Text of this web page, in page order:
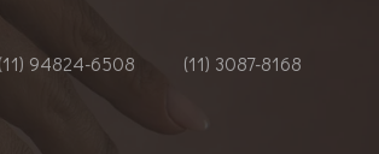
(11) 94824-6508 (11) 3087-8168